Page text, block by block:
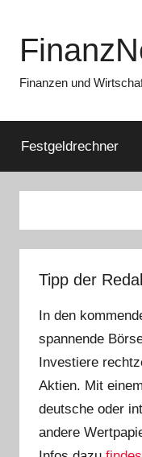
springen
Finanzen und
Festgeldrechner
Tipp der
In den
spannende
Investiere
Aktien. Mit
deutsche oder
andere